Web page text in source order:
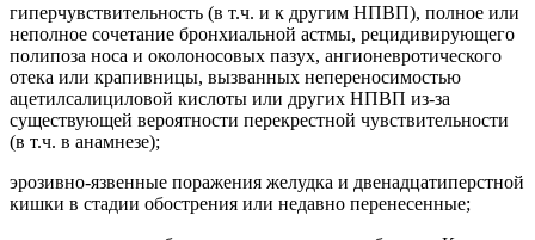
гиперчувствительность (в т.ч. и к другим НПВП), полное или
неполное сочетание бронхиальной астмы, рецидивирующего
полипоза носа и околоносовых пазух, ангионевротического
отека или крапивницы, вызванных непереносимостью
ацетилсалициловой кислоты или других НПВП из-за
существующей вероятности перекрестной чувствительности
(в т.ч. в анамнезе);
эрозивно-язвенные поражения желудка и двенадцатиперстной
кишки в стадии обострения или недавно перенесенные;